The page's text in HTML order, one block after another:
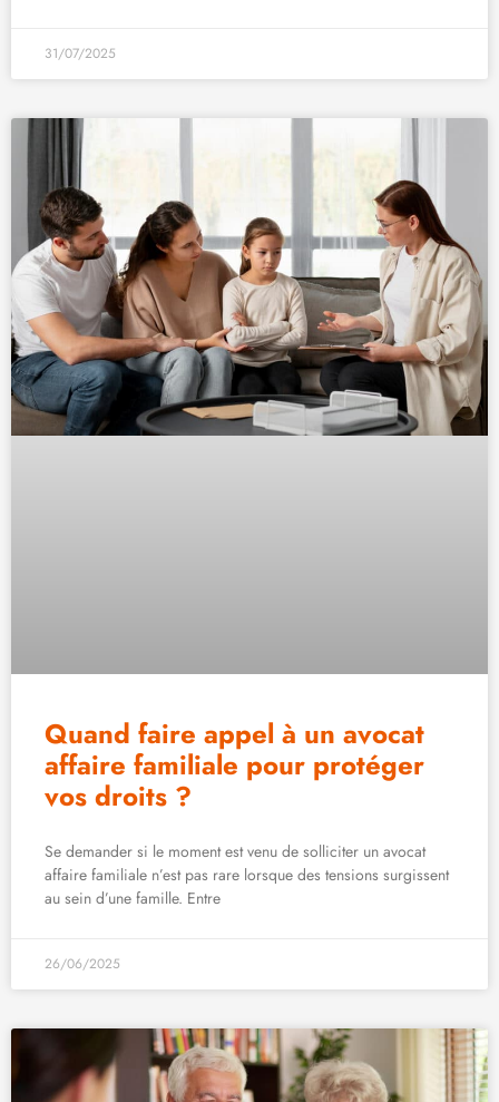
31/07/2025
Quand faire appel à un avocat
affaire familiale pour protéger
vos droits ?
Se demander si le moment est venu de solliciter un avocat
affaire familiale n’est pas rare lorsque des tensions surgissent
au sein d’une famille. Entre
26/06/2025